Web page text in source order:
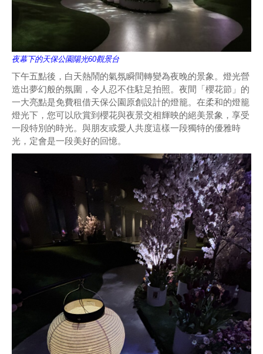
夜幕下的天保公園陽光60觀景台
下午五點後，白天熱鬧的氣氛瞬間轉變為夜晚的景象。燈光營
造出夢幻般的氛圍，令人忍不住駐足拍照。夜間「櫻花節」的
一大亮點是免費租借天保公園原創設計的燈籠。在柔和的燈籠
燈光下，您可以欣賞到櫻花與夜景交相輝映的絕美景象，享受
一段特別的時光。與朋友或愛人共度這樣一段獨特的優雅時
光，定會是一段美好的回憶。